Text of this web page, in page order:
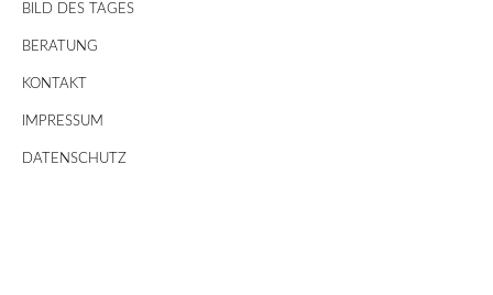
BILD DES TAGES
BERATUNG
KONTAKT
IMPRESSUM
DATENSCHUTZ